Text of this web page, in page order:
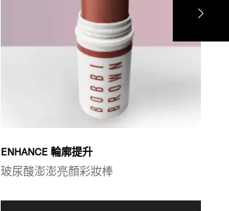
ENHANCE 輪廓提升
玻尿酸澎澎亮顏彩妝棒